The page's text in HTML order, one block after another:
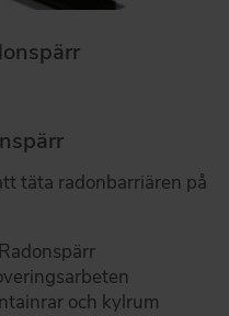
täta radonbarriären på
och kylrum